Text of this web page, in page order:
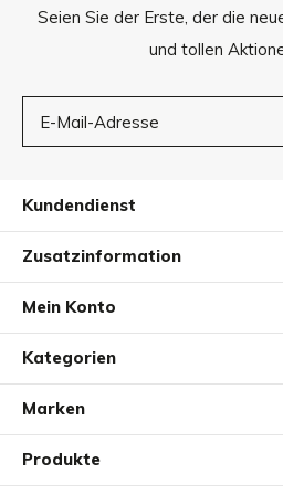
Hand gereinigt werden.
Seien Sie der Erste, der die
und tollen
Kundendienst
Zusatzinformation
Mein Konto
Kategorien
Marken
Produkte